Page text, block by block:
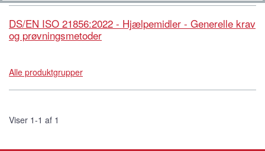
DS/EN ISO 21856:2022 - Hjælpemidler - Generelle krav
og prøvningsmetoder
Alle produktgrupper
Viser 1-1 af 1